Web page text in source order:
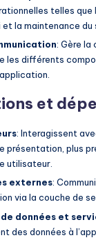
telles que
et la maintenance du
: Gère la
les différents
et
: Interagissent
présentation, plus
utilisateur.
externes:
via la couche de
de données et
des données à